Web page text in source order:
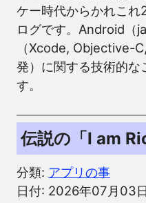
ケー時代からかれこ
ログです。Android（
（Xcode, Objective-
発）に関する技術的な
す。
伝説の「I am
分類: アプリの事
日付: 2026年07月03